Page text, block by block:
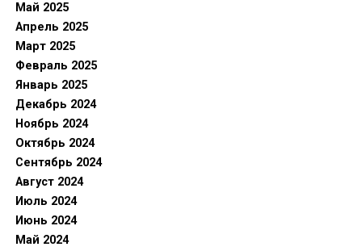
Май 2025
Апрель 2025
Март 2025
Февраль 2025
Январь 2025
Декабрь 2024
Ноябрь 2024
Октябрь 2024
Сентябрь 2024
Август 2024
Июль 2024
Июнь 2024
Май 2024